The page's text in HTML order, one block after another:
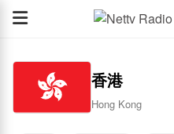
香港
Hong Kong